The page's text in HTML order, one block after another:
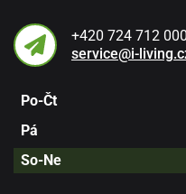
+420 724 712 000
service@i-
Po-Čt
Pá
So-Ne